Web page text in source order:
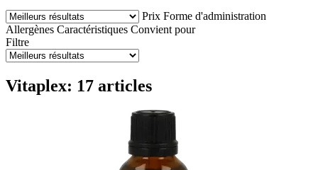
Prix Forme d'administration
Allergènes Caractéristiques Convient pour
Filtre
Vitaplex: 17 articles